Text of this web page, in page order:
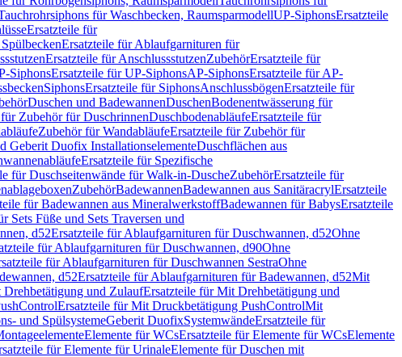
für Waschbecken, RaumsparmodellUP-SiphonsErsatzteile
Ersatzteile für
Ersatzteile für Ablaufgarnituren für
Ersatzteile für AnschlussstutzenZubehörErsatzteile für
SiphonsErsatzteile für UP-SiphonsAP-SiphonsErsatzteile für AP-
SiphonsErsatzteile für SiphonsAnschlussbögenErsatzteile für
Duschen und BadewannenDuschenBodenentwässerung für
Zubehör für DuschrinnenDuschbodenabläufeErsatzteile für
Zubehör für WandabläufeErsatzteile für Zubehör für
Geberit Duofix InstallationselementeDuschflächen aus
Ersatzteile für Spezifische
für Duschseitenwände für Walk-in-DuscheZubehörErsatzteile für
ZubehörBadewannenBadewannen aus SanitäracrylErsatzteile
für Badewannen aus MineralwerkstoffBadewannen für BabysErsatzteile
Sets Füße und Sets Traversen und
d52Ersatzteile für Ablaufgarnituren für Duschwannen, d52Ohne
für Ablaufgarnituren für Duschwannen, d90Ohne
für Ablaufgarnituren für Duschwannen SestraOhne
d52Ersatzteile für Ablaufgarnituren für Badewannen, d52Mit
und ZulaufErsatzteile für Mit Drehbetätigung und
Ersatzteile für Mit Druckbetätigung PushControlMit
und SpülsystemeGeberit DuofixSystemwändeErsatzteile für
Elemente für WCsErsatzteile für Elemente für WCsElemente
für Elemente für UrinaleElemente für Duschen mit